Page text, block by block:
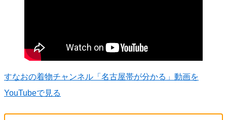
すなおの着物チャンネル「名古屋帯が分かる」動画を
YouTubeで見る